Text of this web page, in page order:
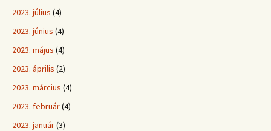
2023. július (4)
2023. június (4)
2023. május (4)
2023. április (2)
2023. március (4)
2023. február(4)
2023. január(3)